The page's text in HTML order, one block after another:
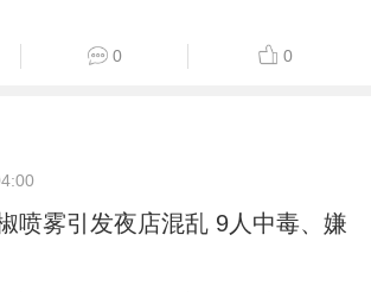
0 0
喷雾引发夜店混乱 9人中毒、嫌